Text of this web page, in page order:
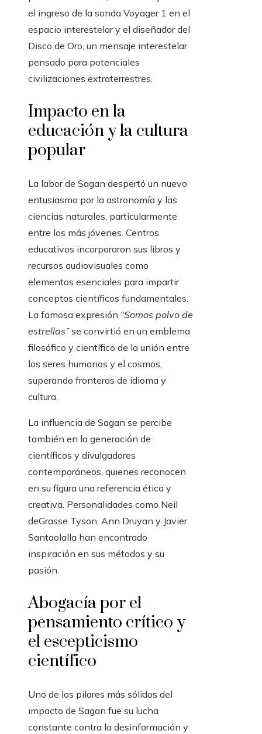
el ingreso de la sonda Voyager 1 en el
espacio interestelar y el diseñador del
Disco de Oro, un mensaje interestelar
pensado para potenciales
civilizaciones extraterrestres.
Impacto en la
educación y la cultura
popular
La labor de Sagan despertó un nuevo
entusiasmo por la astronomía y las
ciencias naturales, particularmente
entre los más jóvenes. Centros
educativos incorporaron sus libros y
recursos audiovisuales como
elementos esenciales para impartir
conceptos científicos fundamentales.
La famosa expresión “Somos polvo de
estrellas”se convirtió en un emblema
filosófico y científico de la unión entre
los seres humanos y el cosmos,
superando fronteras de idioma y
cultura.
La influencia de Sagan se percibe
también en la generación de
científicos y divulgadores
contemporáneos, quienes reconocen
en su figura una referencia ética y
creativa. Personalidades como Neil
deGrasse Tyson, Ann Druyan y Javier
Santaolalla han encontrado
inspiración en sus métodos y su
pasión.
Abogacía por el
pensamiento crítico y
el escepticismo
científico
Uno de los pilares más sólidos del
impacto de Sagan fue su lucha
constante contra la desinformación y